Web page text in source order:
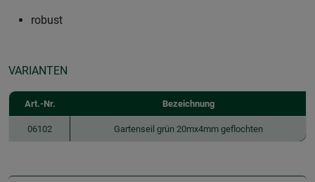
robust
VARIANTEN
Art.-Nr. Bezeichnung
06102 Gartenseil grün 20mx4mm geflochten